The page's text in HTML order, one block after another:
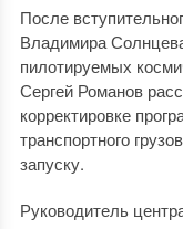
После
Владимира
пилотируемых
Сергей Романов
корректировке
транспортного
запуску.
Руководитель